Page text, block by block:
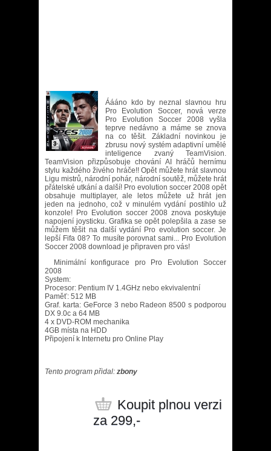
Áááno kdo by neznal slavnou hru
Pro Evolution Soccer, nová verze
Pro Evolution Soccer 2008 vyšla
teprve nedávno a máme se znova
na co těšit. Základní novinkou je
zbrusu nový systém adaptivní umělé
inteligence zvaný TeamVision.
TeamVision přizpůsobuje chování AI hráčů hernímu
stylu každého živého hráče!! Opět můžete hrát slavnou
Ligu mistrů, národní pohár, národní soutěž, můžete hrát
přátelské utkání a další! Pro evolution soccer 2008 opět
obsahuje multiplayer, ale letos můžete už hrát jen
jeden na jednoho, což v minulém vydání postihlo už
konzole! Pro Evolution soccer 2008 znova poskytuje
napojení joysticku. Grafika se opět polepšila a zase se
můžem těšit na další vydání Pro evolution soccer. Je
lepší Fifa 08? To musíte porovnat sami... Pro Evolution
Soccer 2008 download je připraven pro vás!
Minimální konfigurace pro Pro Evolution Soccer
2008
System:
Procesor: Pentium IV 1.4GHz nebo ekvivalentní
Paměť: 512 MB
Graf. karta: GeForce 3 nebo Radeon 8500 s podporou
DX 9.0c a 64 MB
4 x DVD-ROM mechanika
4GB místa na HDD
Připojení k Internetu pro Online Play
Tento program přidal: zbony
Koupit plnou verzi
za 299,-